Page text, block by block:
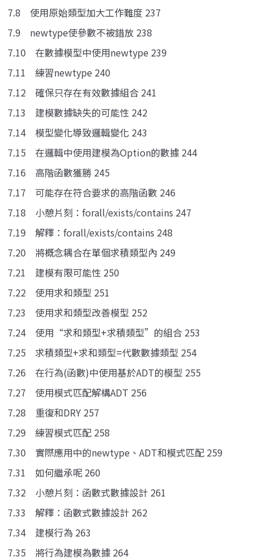
7.8 使用原始類型加大工作難度 237
7.9 newtype使參數不被錯放 238
7.10 在數據模型中使用newtype 239
7.11 練習newtype 240
7.12 確保只存在有效數據組合 241
7.13 建模數據缺失的可能性 242
7.14 模型變化導致邏輯變化 243
7.15 在邏輯中使用建模為Option的數據 244
7.16 高階函數獲勝 245
7.17 可能存在符合要求的高階函數 246
7.18 小憩片刻：forall/exists/contains 247
7.19 解釋：forall/exists/contains 248
7.20 將概念耦合在單個求積類型內 249
7.21 建模有限可能性 250
7.22 使用求和類型 251
7.23 使用求和類型改善模型 252
7.24 使用“求和類型+求積類型”的組合 253
7.25 求積類型+求和類型=代數數據類型 254
7.26 在行為(函數)中使用基於ADT的模型 255
7.27 使用模式匹配解構ADT 256
7.28 重復和DRY 257
7.29 練習模式匹配 258
7.30 實際應用中的newtype、ADT和模式匹配 259
7.31 如何繼承呢 260
7.32 小憩片刻：函數式數據設計 261
7.33 解釋：函數式數據設計 262
7.34 建模行為 263
7.35 將行為建模為數據 264